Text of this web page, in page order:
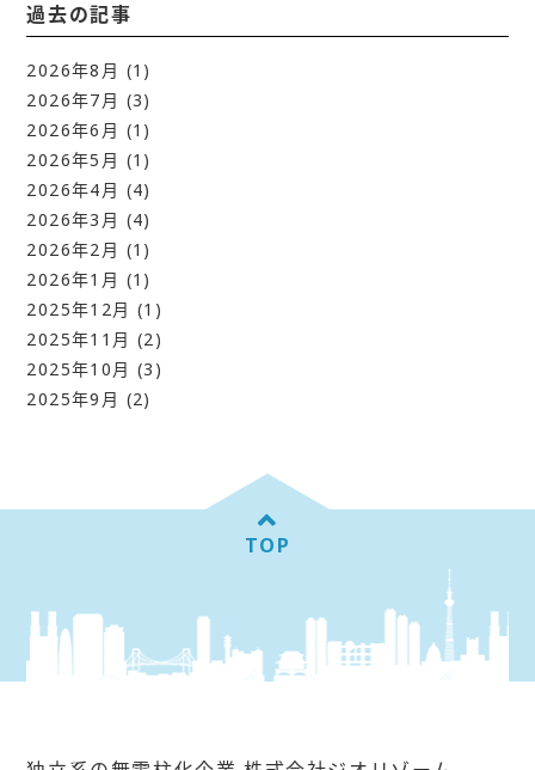
過去の記事
2026年8月 (1)
2026年7月 (3)
2026年6月 (1)
2026年5月 (1)
2026年4月 (4)
2026年3月 (4)
2026年2月 (1)
2026年1月 (1)
2025年12月 (1)
2025年11月 (2)
2025年10月 (3)
2025年9月 (2)
TOP